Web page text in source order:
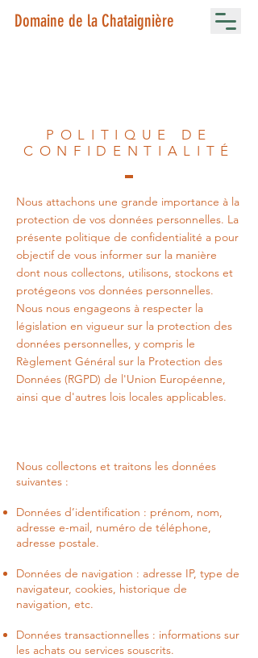
Domaine de la Chataignière
POLITIQUE DE
CONFIDENTIALITÉ
Nous attachons une grande importance à la
protection de vos données personnelles. La
présente politique de confidentialité a pour
objectif de vous informer sur la manière
dont nous collectons, utilisons, stockons et
protégeons vos données personnelles.
Nous nous engageons à respecter la
législation en vigueur sur la protection des
données personnelles, y compris le
Règlement Général sur la Protection des
Données (RGPD) de l'Union Européenne,
ainsi que d'autres lois locales applicables.
Nous collectons et traitons les données
suivantes :
Données d’identification : prénom, nom,
adresse e-mail, numéro de téléphone,
adresse postale.
Données de navigation : adresse IP, type de
navigateur, cookies, historique de
navigation, etc.
Données transactionnelles : informations sur
les achats ou services souscrits.